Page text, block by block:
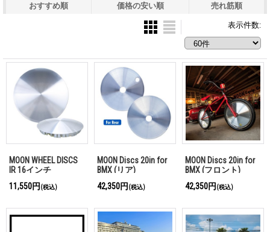
おすすめ順 価格の安い順 売れ筋順
表示件数:
MOON WHEEL DISCS
IR 16インチ
11,550円(税込)
MOON Discs 20in for
BMX (リア)
42,350円(税込)
MOON Discs 20in for
BMX (フロント)
42,350円(税込)